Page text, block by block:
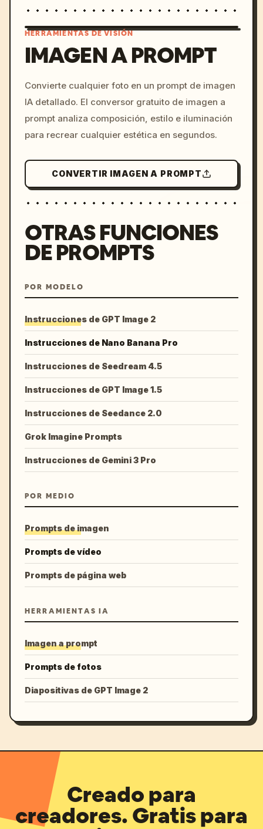
c, cyberpunk sunset, neon
colors, 8k --v 6.0
HERRAMIENTAS DE VISIÓN
IMAGEN A PROMPT
Convierte cualquier foto en un prompt de imagen
IA detallado. El conversor gratuito de imagen a
prompt analiza composición, estilo e iluminación
para recrear cualquier estética en segundos.
CONVERTIR IMAGEN A PROMPT
OTRAS FUNCIONES
DE PROMPTS
POR MODELO
Instrucciones de GPT Image 2
Instrucciones de Nano Banana Pro
Instrucciones de Seedream 4.5
Instrucciones de GPT Image 1.5
Instrucciones de Seedance 2.0
Grok Imagine Prompts
Instrucciones de Gemini 3 Pro
POR MEDIO
Prompts de imagen
Prompts de vídeo
Prompts de página web
HERRAMIENTAS IA
Imagen a prompt
Prompts de fotos
Diapositivas de GPT Image 2
Creado para
creadores. Gratis para